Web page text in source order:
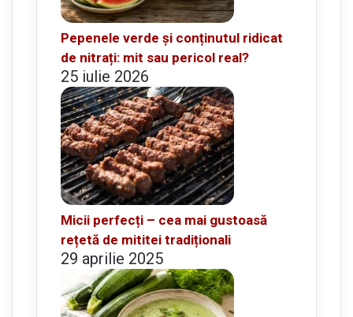
Pepenele verde și conținutul ridicat
de nitrați: mit sau pericol real?
25 iulie 2026
Micii perfecți – cea mai gustoasă
rețetă de mititei tradiționali
29 aprilie 2025